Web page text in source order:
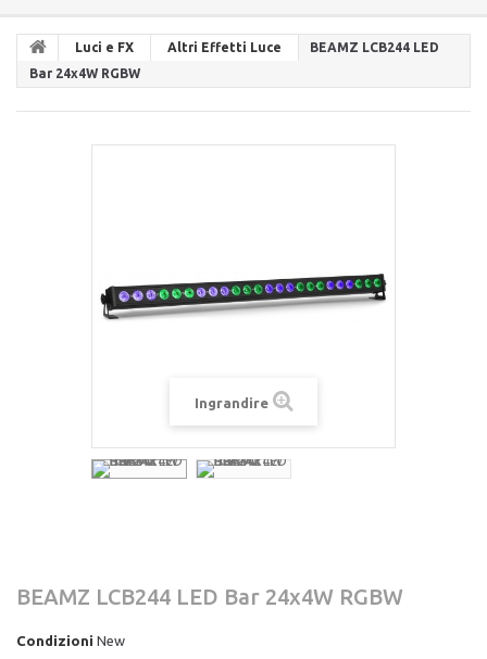
Luci e FX Altri Effetti Luce
BEAMZ LCB244 LED
Bar 24x4W RGBW
Ingrandire
BEAMZ LCB244 LED Bar 24x4W RGBW
Condizioni New